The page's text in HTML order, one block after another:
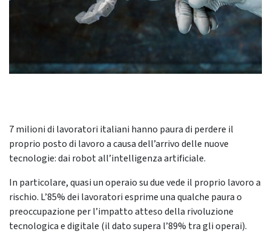
7 milioni di lavoratori italiani hanno paura di perdere il
proprio posto di lavoro a causa dell’arrivo delle nuove
tecnologie: dai robot all’intelligenza artificiale.
In particolare, quasi un operaio su due vede il proprio lavoro a
rischio. L’85% dei lavoratori esprime una qualche paura o
preoccupazione per l’impatto atteso della rivoluzione
tecnologica e digitale (il dato supera l’89% tra gli operai).